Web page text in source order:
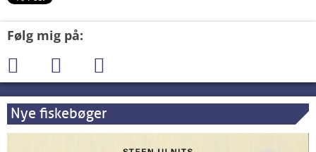
Følg mig på:
Nye fiskebøger